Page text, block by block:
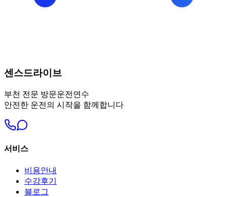
센스드라이브
부천 전문 방문운전연수
안전한 운전의 시작을 함께합니다
서비스
비용안내
수강후기
블로그